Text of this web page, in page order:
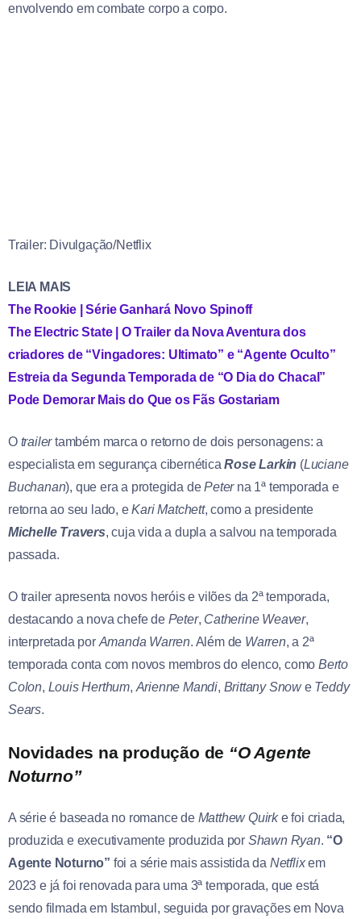
envolvendo em combate corpo a corpo.
Trailer: Divulgação/Netflix
LEIA MAIS
The Rookie | Série Ganhará Novo Spinoff
The Electric State | O Trailer da Nova Aventura dos
criadores de “Vingadores: Ultimato” e “Agente Oculto”
Estreia da Segunda Temporada de “O Dia do Chacal”
Pode Demorar Mais do Que os Fãs Gostariam
O trailertambém marca o retorno de dois personagens: a
especialista em segurança cibernéticaRose Larkin (Luciane
Buchanan), que era a protegida dePeterna 1ª temporada e
retorna ao seu lado, eKari Matchett, como a presidente
Michelle Travers, cuja vida a dupla a salvou na temporada
passada.
O trailer apresenta novos heróis e vilões da 2ª temporada,
destacando a nova chefe de Peter, Catherine Weaver,
interpretada por Amanda Warren. Além de Warren, a 2ª
temporada conta com novos membros do elenco, como Berto
Colon, Louis Herthum, Arienne Mandi, Brittany Snowe Teddy
Sears.
Novidades na produção de “O Agente
Noturno”
A série é baseada no romance de Matthew Quirke foi criada,
produzida e executivamente produzida por Shawn Ryan. “O
Agente Noturno” foi a série mais assistida da Netflixem
2023 e já foi renovada para uma 3ª temporada, que está
sendo filmada em Istambul, seguida por gravações em Nova